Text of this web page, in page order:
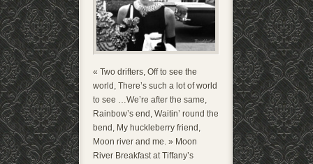
« Two drifters, Off to see the
world, There’s such a lot of world
to see …We’re after the same,
Rainbow’s end, Waitin’ round the
bend, My huckleberry friend,
Moon river and me. » Moon
River Breakfast at Tiffany’s